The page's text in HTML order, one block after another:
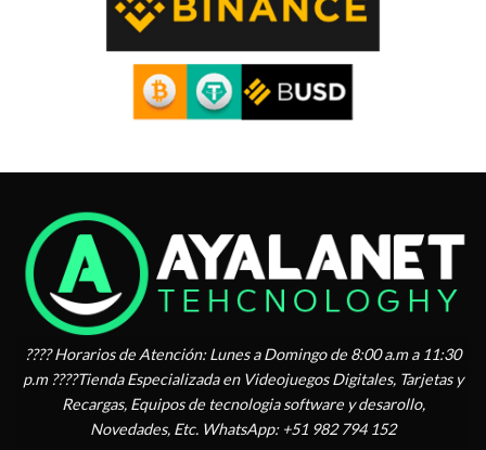
???? Horarios de Atención: Lunes a Domingo de 8:00 a.m a 11:30
p.m ????Tienda Especializada en Videojuegos Digitales, Tarjetas y
Recargas, Equipos de tecnologia software y desarollo,
Novedades, Etc. WhatsApp: +51 982 794 152